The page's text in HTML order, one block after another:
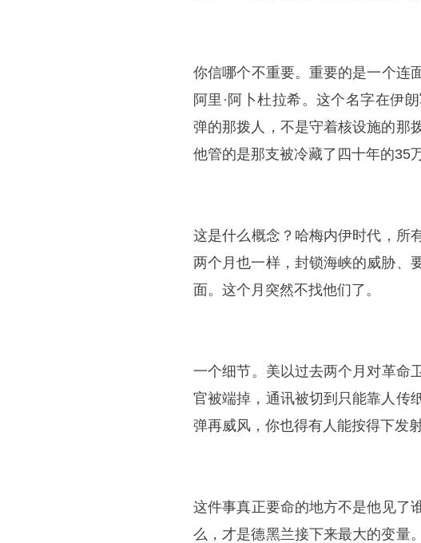
你信哪个不重要。重要的是一个连
阿里· 阿卜杜拉希。这个名字在伊
弹的那拨人，不是守着核设施的那
他管的是那支被冷藏了四十年的35
这是什么概念？哈梅内伊时代，所
两个月也一样，封锁海峡的威胁、
面。这个月突然不找他们了。
一个细节。美以过去两个月对革命
官被端掉，通讯被切到只能靠人传
弹再威风，你也得有人能按得下发
这件事真正要命的地方不是他见了
么，才是德黑兰接下来最大的变量